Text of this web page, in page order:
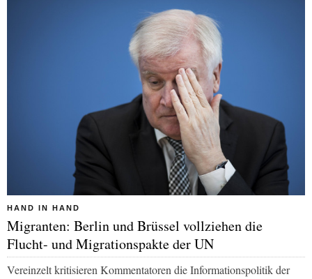
HAND IN HAND
Migranten: Berlin und Brüssel vollziehen die
Flucht- und Migrationspakte der UN
Vereinzelt kritisieren Kommentatoren die Informationspolitik der